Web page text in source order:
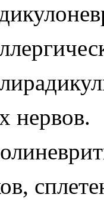
нервов.